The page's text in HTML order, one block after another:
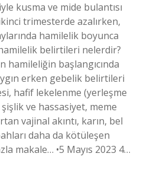
kusma ve mide bulantısı
trimesterde azalırken,
hamilelik boyunca
belirtileri nelerdir?
hamileliğin başlangıcında
erken gebelik belirtileri
hafif lekelenme (yerleşme
ve hassasiyet, meme
vajinal akıntı, karın, bel
daha da kötüleşen
makale… •5 Mayıs 2023 4…